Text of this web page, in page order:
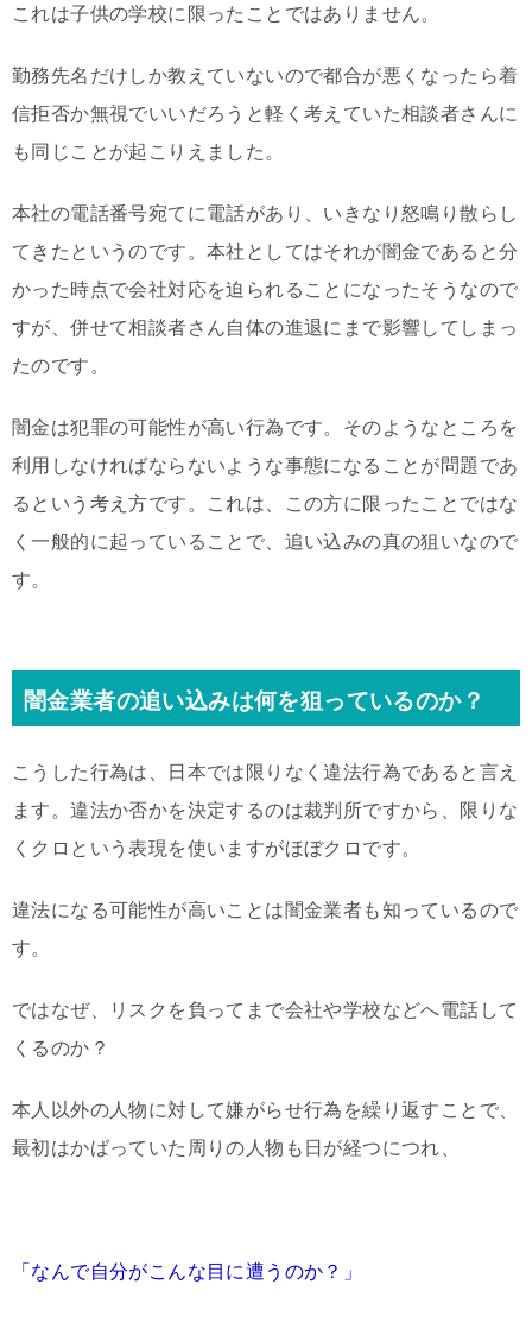
これは子供の学校に限ったことではありません。
勤務先名だけしか教えていないので都合が悪くなったら着
信拒否か無視でいいだろうと軽く考えていた相談者さんに
も同じことが起こりえました。
本社の電話番号宛てに電話があり、いきなり怒鳴り散らし
てきたというのです。本社としてはそれが闇金であると分
かった時点で会社対応を迫られることになったそうなので
すが、併せて相談者さん自体の進退にまで影響してしまっ
たのです。
闇金は犯罪の可能性が高い行為です。そのようなところを
利用しなければならないような事態になることが問題であ
るという考え方です。これは、この方に限ったことではな
く一般的に起っていることで、追い込みの真の狙いなので
す。
闇金業者の追い込みは何を狙っているのか？
こうした行為は、日本では限りなく違法行為であると言え
ます。違法か否かを決定するのは裁判所ですから、限りな
くクロという表現を使いますがほぼクロです。
違法になる可能性が高いことは闇金業者も知っているので
す。
ではなぜ、リスクを負ってまで会社や学校などへ電話して
くるのか？
本人以外の人物に対して嫌がらせ行為を繰り返すことで、
最初はかばっていた周りの人物も日が経つにつれ、
「なんで自分がこんな目に遭うのか？」